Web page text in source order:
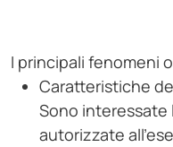
I principali fenomeni
Caratteristiche
Sono interessate
autorizzate